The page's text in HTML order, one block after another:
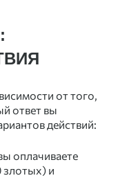
от того,
ответ вы
действий:
оплачиваете
злотых) и